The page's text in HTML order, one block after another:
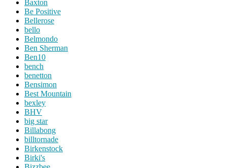
Baxton
Be Positive
Bellerose
bello
Belmondo
Ben Sherman
Ben10
bench
benetton
Bensimon
Best Mountain
bexley
BHV
big star
Billabong
billtornade
Birkenstock
Birki's